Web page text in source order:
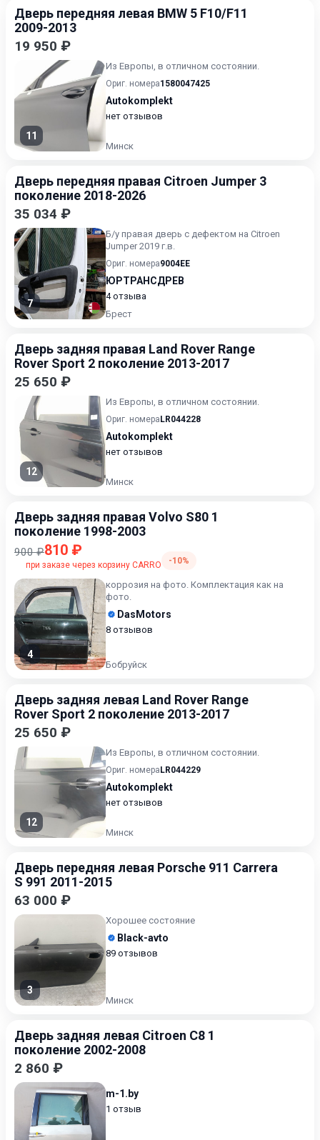
Дверь передняя левая BMW 5 F10/F11
2009-2013
19 950 ₽
11
Из Европы, в отличном состоянии.
Ориг. номера1580047425
Autokomplekt
нет отзывов
Минск
Дверь передняя правая Citroen Jumper 3
поколение 2018-2026
35 034 ₽
7
Б/у правая дверь с дефектом на Citroen
Jumper 2019 г.в.
Ориг. номера9004EE
ЮРТРАНСДРЕВ
4 отзыва
Брест
Дверь задняя правая Land Rover Range
Rover Sport 2 поколение 2013-2017
25 650 ₽
12
Из Европы, в отличном состоянии.
Ориг. номера LR044228
Autokomplekt
нет отзывов
Минск
Дверь задняя правая Volvo S80 1
поколение 1998-2003
900 ₽810 ₽
при заказе через корзину CARRO -10%
4
коррозия на фото. Комплектация как на
фото.
DasMotors
8 отзывов
Бобруйск
Дверь задняя левая Land Rover Range
Rover Sport 2 поколение 2013-2017
25 650 ₽
12
Из Европы, в отличном состоянии.
Ориг. номера LR044229
Autokomplekt
нет отзывов
Минск
Дверь передняя левая Porsche 911 Carrera
S 991 2011-2015
63 000 ₽
3
Хорошее состояние
Black-avto
89 отзывов
Минск
Дверь задняя левая Citroen C8 1
поколение 2002-2008
2 860 ₽
m-1.by
1 отзыв